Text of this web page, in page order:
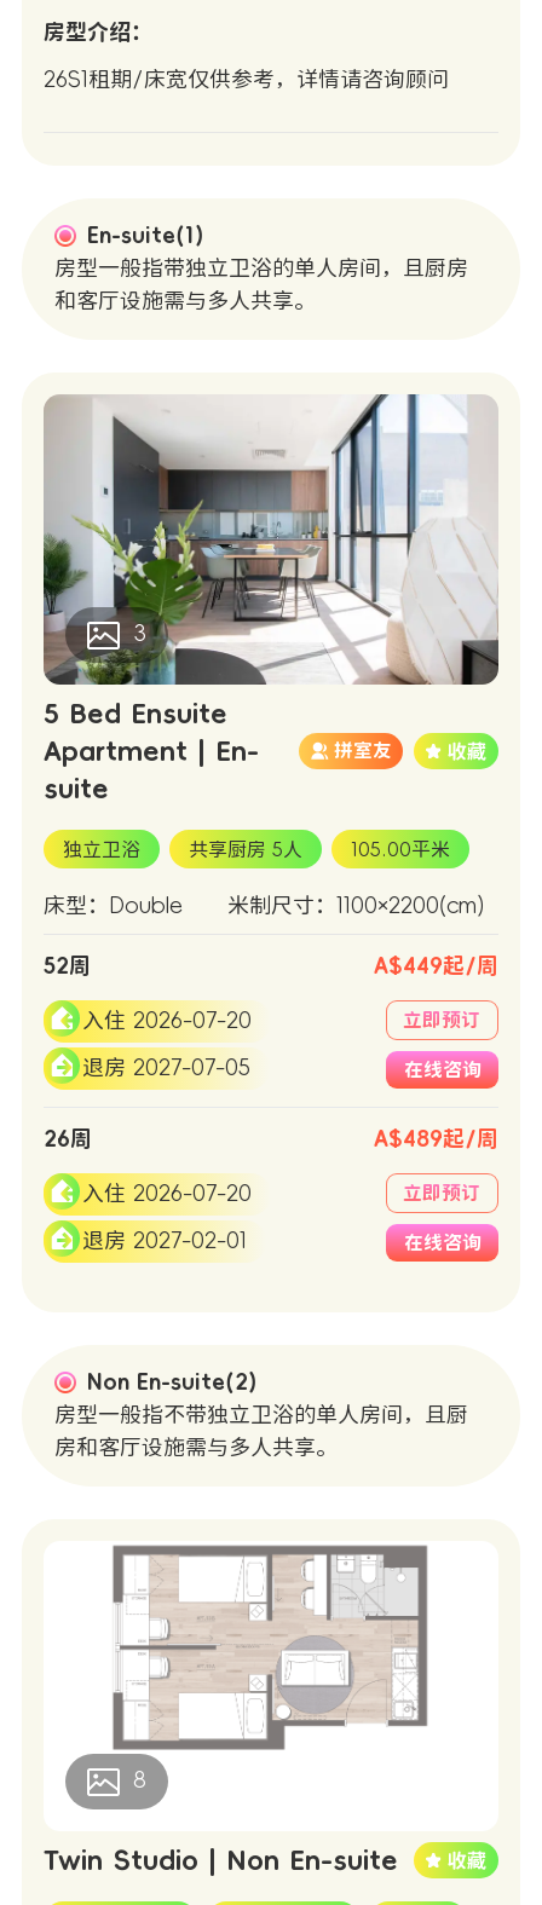
房型介绍：
26S1租期/床宽仅供参考，详情请咨询顾问
En-suite(1)
房型一般指带独立卫浴的单人房间，且厨房
和客厅设施需与多人共享。
3
5 Bed Ensuite
Apartment | En-
suite
拼室友
独立卫浴 共享厨房 5人 105.00平米
床型：Double 米制尺寸：1100×2200(cm)
52周 A$449起/周
入住 2026-07-20
退房 2027-07-05
立即预订
在线咨询
26周 A$489起/周
入住 2026-07-20
退房 2027-02-01
立即预订
在线咨询
Non En-suite(2)
房型一般指不带独立卫浴的单人房间，且厨
房和客厅设施需与多人共享。
8
Twin Studio | Non En-suite